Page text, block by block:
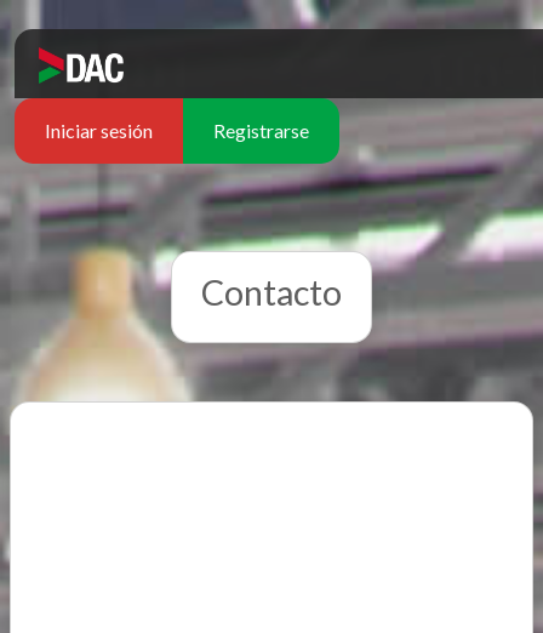
Iniciar sesión Registrarse
Contacto